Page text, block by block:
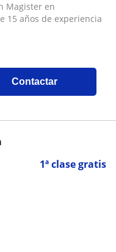
Magister en
15 años de experiencia
Contactar
1ª clase gratis